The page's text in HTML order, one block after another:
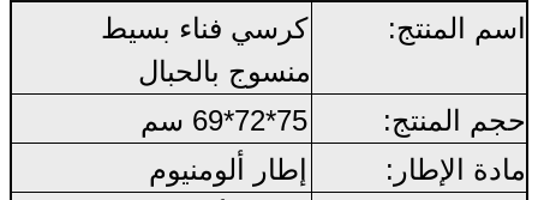
اسم المنتج:
كرسي فناء بسيط
منسوج بالحبال
حجم المنتج:
75*72*69 سم
مادة الإطار:
إطار ألومنيوم